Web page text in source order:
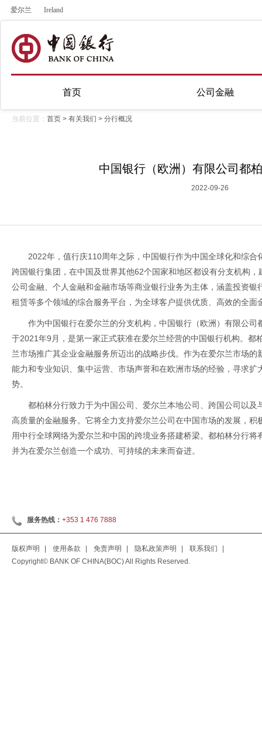
爱尔兰 Ireland
首页 公司金融
当前位置： 首页 > 有关我们 > 分行概况
中国银行（欧洲）有限公司都
2022-09-26
2022年，值行庆110周年之际，中国银行作为中国全球化和综
跨国银行集团，在中国及世界其他62个国家和地区都设有分支机构
公司金融、个人金融和金融市场等商业银行业务为主体，涵盖投资
租赁等多个领域的综合服务平台，为全球客户提供优质、高效的全面
作为中国银行在爱尔兰的分支机构，中国银行（欧洲）有限公司
于2021年9月，是第一家正式获准在爱尔兰经营的中国银行机构。都
兰市场推广其企业金融服务所迈出的战略步伐。作为在爱尔兰市场
能力和专业知识、集中运营、市场声誉和在欧洲市场的经验，寻求
势。
都柏林分行致力于为中国公司、爱尔兰本地公司、跨国公司以
高质量的金融服务。它将全力支持爱尔兰公司在中国市场的发展，
用中行全球网络为爱尔兰和中国的跨境业务搭建桥梁。都柏林分行
并为在爱尔兰创造一个成功、可持续的未来而奋进。
服务热线： +353 1 476 7888
版权声明 使用条款 免责声明 隐私政策声明 联系我们
Copyright© BANK OF CHINA(BOC) All Rights Reserved.